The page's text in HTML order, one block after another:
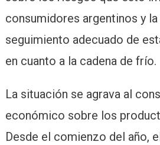
consumidores argentinos y
seguimiento adecuado de
en cuanto a la cadena de frío.
La situación se agrava al
económico sobre los
Desde el comienzo del año,